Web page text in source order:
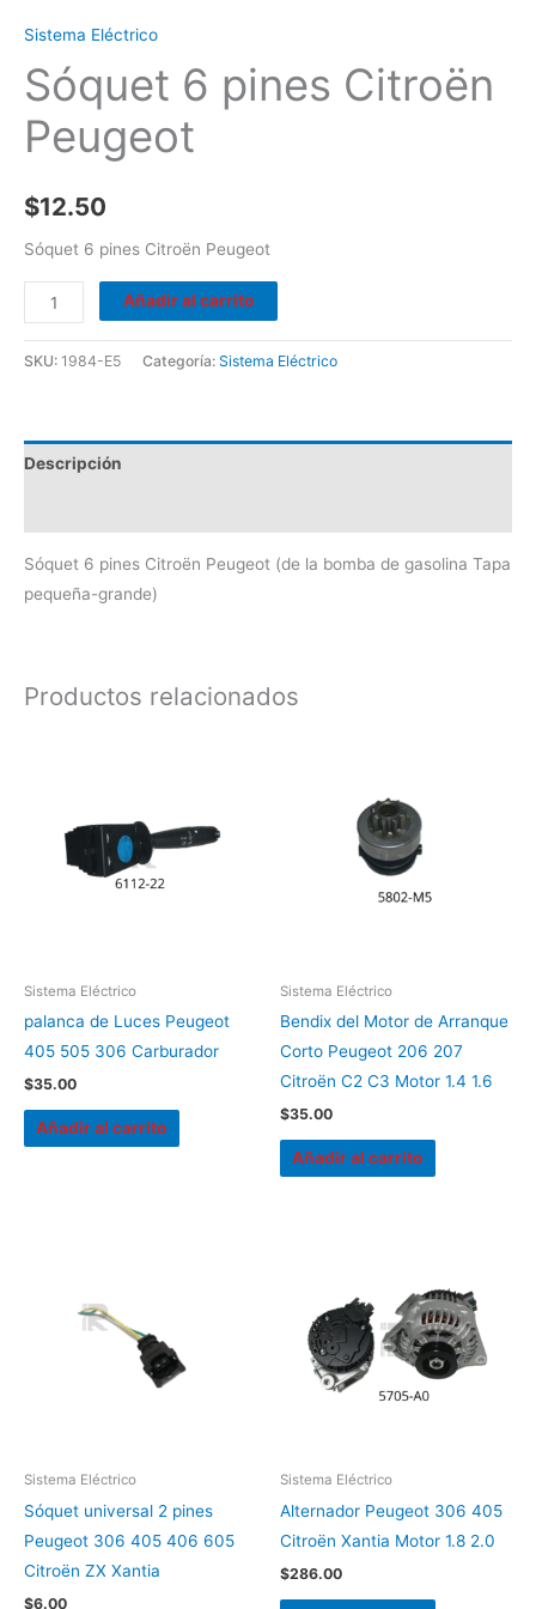
Sistema Eléctrico
Sóquet 6 pines Citroën
Peugeot
$12.50
Sóquet 6 pines Citroën Peugeot
Añadir al carrito
SKU: 1984-E5 Categoría: Sistema Eléctrico
Descripción
Sóquet 6 pines Citroën Peugeot (de la bomba de gasolina Tapa
pequeña-grande)
Productos relacionados
Sistema Eléctrico
palanca de Luces Peugeot
405 505 306 Carburador
$35.00
Añadir al carrito
Sistema Eléctrico
Bendix del Motor de Arranque
Corto Peugeot 206 207
Citroën C2 C3 Motor 1.4 1.6
$35.00
Añadir al carrito
Sistema Eléctrico
Sóquet universal 2 pines
Peugeot 306 405 406 605
Citroën ZX Xantia
$6.00
Sistema Eléctrico
Alternador Peugeot 306 405
Citroën Xantia Motor 1.8 2.0
$286.00